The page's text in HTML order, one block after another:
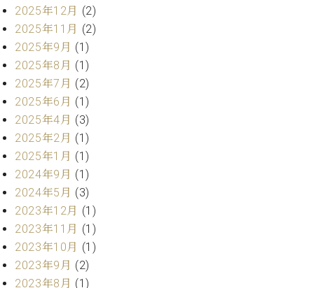
ホ
フ
マ
ン
ト
ラ
デ
ィ
シ
ョ
ン
W.
ホ
フ
マ
ン
ヴ
営
業
セ
タ
ー
ス
タ
ッ
フ
ご
拶
技
術
者
紹
2025年12月 (2)
2025年11月 (2)
2025年9月 (1)
2025年8月 (1)
2025年7月 (2)
2025年6月 (1)
2025年4月 (3)
2025年2月 (1)
2025年1月 (1)
2024年9月 (1)
2024年5月 (3)
2023年12月 (1)
2023年11月 (1)
2023年10月 (1)
2023年9月 (2)
2023年8月 (1)